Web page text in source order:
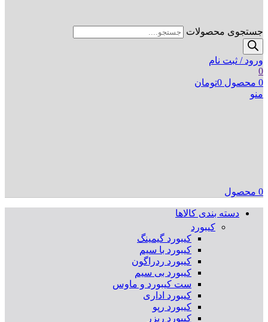
جستجوی محصولات
ورود / ثبت نام
0
0 محصول 0تومان
منو
0 محصول
دسته بندی کالاها
کیبورد
کیبورد گیمینگ
کیبورد با سیم
کیبورد ردراگون
کیبورد بی سیم
ست کیبورد و ماوس
کیبورد اداری
کیبورد رپو
کیبورد ریزر